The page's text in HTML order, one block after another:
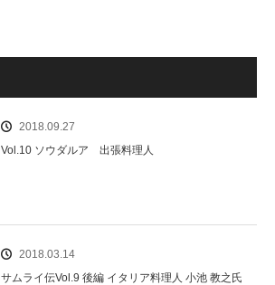
2018.09.27
Vol.10 ソウダルア 出張料理人
2018.03.14
サムライ伝Vol.9 後編 イタリア料理人 小池 教之氏